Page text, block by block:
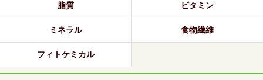
脂質 ビタミン
ミネラル 食物繊維
フィトケミカル